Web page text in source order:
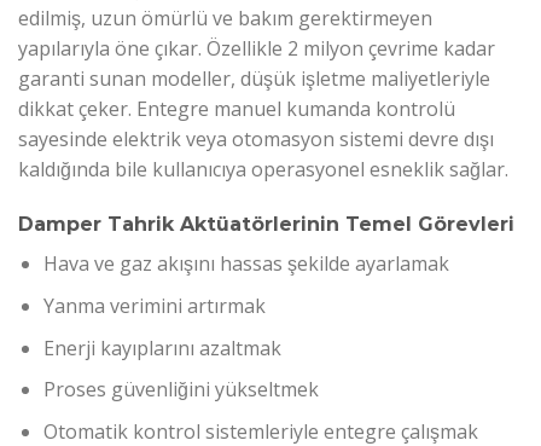
edilmiş, uzun ömürlü ve bakım gerektirmeyen
yapılarıyla öne çıkar. Özellikle 2 milyon çevrime kadar
garanti sunan modeller, düşük işletme maliyetleriyle
dikkat çeker. Entegre manuel kumanda kontrolü
sayesinde elektrik veya otomasyon sistemi devre dışı
kaldığında bile kullanıcıya operasyonel esneklik sağlar.
Damper Tahrik Aktüatörlerinin Temel Görevleri
Hava ve gaz akışını hassas şekilde ayarlamak
Yanma verimini artırmak
Enerji kayıplarını azaltmak
Proses güvenliğini yükseltmek
Otomatik kontrol sistemleriyle entegre çalışmak